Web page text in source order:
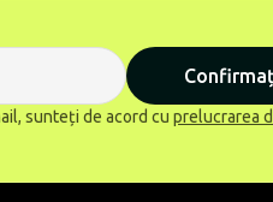
sunteți de acord cu prelucrarea